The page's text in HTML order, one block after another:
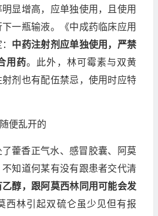
明显增高，应单独使用，且使用
一瓶输液。《中成药临床应用
中药注射剂应单独使用，严禁
用药。此外，林可霉素与双黄
剂也有配伍禁忌，使用时应特
便乱开的
藿香正气水、感冒胶囊、阿莫
知道何某有没有跟患者交代清
醇，跟阿莫西林同用可能会发
西林引起双硫仑虽少见但有报